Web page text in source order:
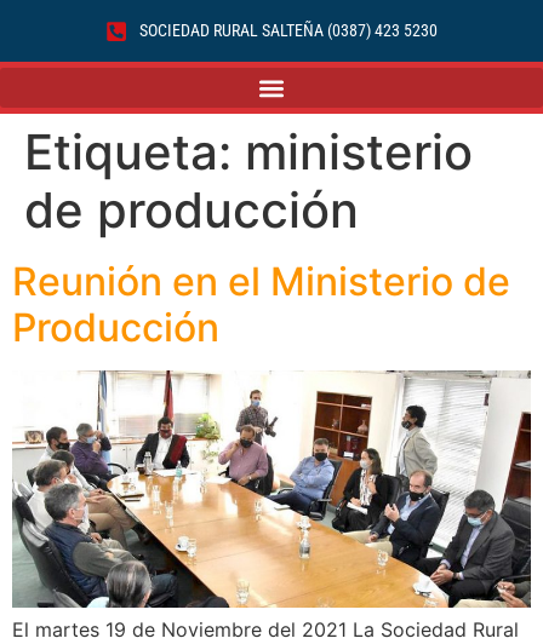
SOCIEDAD RURAL SALTEÑA (0387) 423 5230
Etiqueta: ministerio
de producción
Reunión en el Ministerio de
Producción
El martes 19 de Noviembre del 2021 La Sociedad Rural